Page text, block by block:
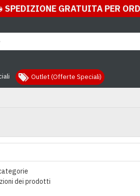
SPEDIZIONE GRATUITA PER
Outlet (Offerte Speciali)
dei prodotti